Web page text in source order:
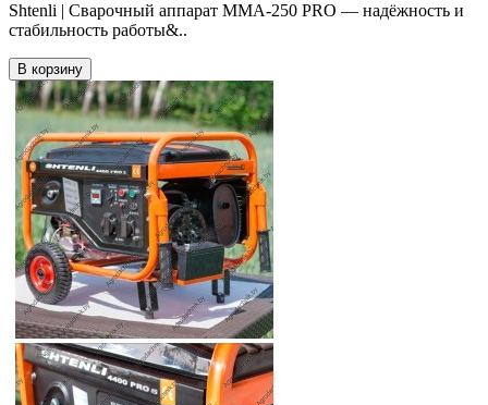
Shtenli | Сварочный аппарат MMA-250 PRO — надёжность и
стабильность работы&..
В корзину